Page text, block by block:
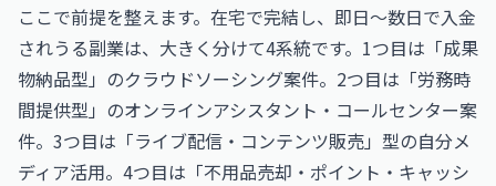
ここで前提を整えます。在宅で完結し、即日〜数日で入金
されうる副業は、大きく分けて4系統です。1つ目は「成果
物納品型」のクラウドソーシング案件。2つ目は「労務時
間提供型」のオンラインアシスタント・コールセンター案
件。3つ目は「ライブ配信・コンテンツ販売」型の自分メ
ディア活用。4つ目は「不用品売却・ポイント・キャッシ